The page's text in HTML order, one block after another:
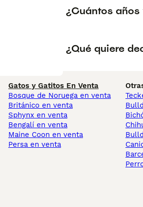
¿Cuántos años
¿Qué quiere
Gatos y Gatitos En Venta
Bosque de Noruega en venta
Británico en venta
Sphynx en venta
Bengalí en venta
Maine Coon en venta
Persa en venta